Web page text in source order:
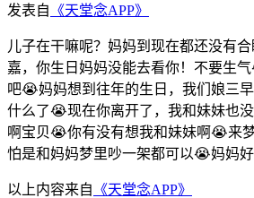
发表自 《天堂念APP》
儿子在干嘛呢？妈妈到现在都还没有
嘉，你生日妈妈没能去看你！不要生
吧😭妈妈想到往年的生日，我们娘三
什么了😭现在你离开了，我和妹妹也
啊宝贝😭你有没有想我和妹妹啊😭来
怕是和妈妈梦里吵一架都可以😭妈妈
以上内容来自 《天堂念APP》